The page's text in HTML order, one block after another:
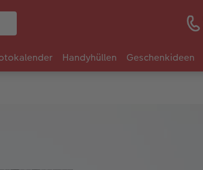
Handyhüllen Geschenkideen